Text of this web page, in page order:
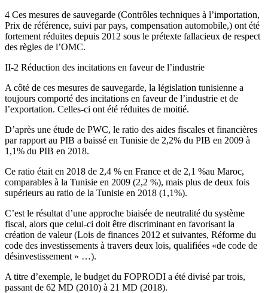
4 Ces mesures de sauvegarde (Contrôles techniques à l’importation,
Prix de référence, suivi par pays, compensation automobile,) ont été
fortement réduites depuis 2012 sous le prétexte fallacieux de respect
des règles de l’OMC.
II-2 Réduction des incitations en faveur de l’industrie
A côté de ces mesures de sauvegarde, la législation tunisienne a
toujours comporté des incitations en faveur de l’industrie et de
l’exportation. Celles-ci ont été réduites de moitié.
D’après une étude de PWC, le ratio des aides fiscales et financières
par rapport au PIB a baissé en Tunisie de 2,2% du PIB en 2009 à
1,1% du PIB en 2018.
Ce ratio était en 2018 de 2,4 % en France et de 2,1 %au Maroc,
comparables à la Tunisie en 2009 (2,2 %), mais plus de deux fois
supérieurs au ratio de la Tunisie en 2018 (1,1%).
C’est le résultat d’une approche biaisée de neutralité du système
fiscal, alors que celui-ci doit être discriminant en favorisant la
création de valeur (Lois de finances 2012 et suivantes, Réforme du
code des investissements à travers deux lois, qualifiées «de code de
désinvestissement » …).
A titre d’exemple, le budget du FOPRODI a été divisé par trois,
passant de 62 MD (2010) à 21 MD (2018).